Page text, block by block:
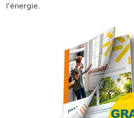
l'énergie.